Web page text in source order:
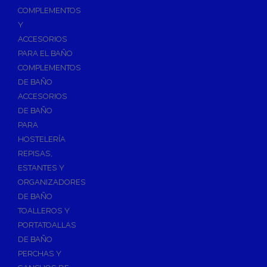
Válvulas para Calefacción
Válv. Mezcladora Termostática
Válvulas Motorizadas
Válvulas de Seguridad
Colectores de Calefacción
Bombas de Calor
Bombas de calor para ACS
Cocinas
Extractores de Cocina
Fregaderos
Grifería de Fregadero
Recambios de fregadero
Contra Incendios
COMPLEMENTOS
Y
ACCESORIOS
PARA EL BAÑO
COMPLEMENTOS
DE BAÑO
ACCESORIOS
DE BAÑO
PARA
HOSTELERÍA
REPISAS,
ESTANTES Y
ORGANIZADORES
DE BAÑO
TOALLEROS Y
PORTATOALLAS
DE BAÑO
PERCHAS Y